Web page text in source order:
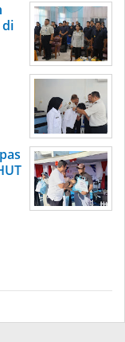
di